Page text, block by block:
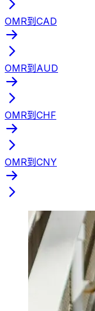
OMR到CAD
OMR到AUD
OMR到CHF
OMR到CNY